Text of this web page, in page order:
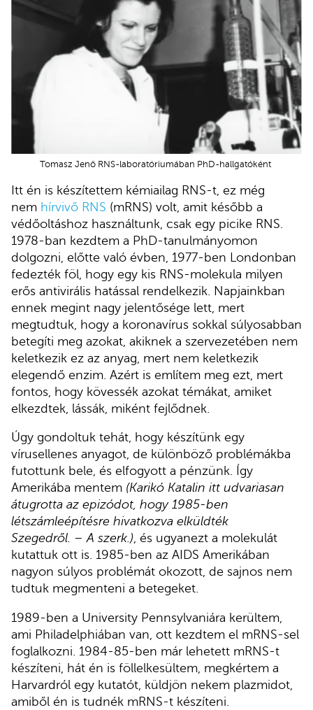
Tomasz Jenő RNS-laboratóriumában PhD-hallgatóként
Itt én is készítettem kémiailag RNS-t, ez még
nem hírvivő RNS (mRNS) volt, amit később a
védőoltáshoz használtunk, csak egy picike RNS.
1978-ban kezdtem a PhD-tanulmányomon
dolgozni, előtte való évben, 1977-ben Londonban
fedezték föl, hogy egy kis RNS-molekula milyen
erős antivirális hatással rendelkezik. Napjainkban
ennek megint nagy jelentősége lett, mert
megtudtuk, hogy a koronavírus sokkal súlyosabban
betegíti meg azokat, akiknek a szervezetében nem
keletkezik ez az anyag, mert nem keletkezik
elegendő enzim. Azért is említem meg ezt, mert
fontos, hogy kövessék azokat témákat, amiket
elkezdtek, lássák, miként fejlődnek.
Úgy gondoltuk tehát, hogy készítünk egy
vírusellenes anyagot, de különböző problémákba
futottunk bele, és elfogyott a pénzünk. Így
Amerikába mentem (Karikó Katalin itt udvariasan
átugrotta az epizódot, hogy 1985-ben
létszámleépítésre hivatkozva elküldték
Szegedről. – A szerk.), és ugyanezt a molekulát
kutattuk ott is. 1985-ben az AIDS Amerikában
nagyon súlyos problémát okozott, de sajnos nem
tudtuk megmenteni a betegeket.
1989-ben a University Pennsylvaniára kerültem,
ami Philadelphiában van, ott kezdtem el mRNS-sel
foglalkozni. 1984-85-ben már lehetett mRNS-t
készíteni, hát én is föllelkesültem, megkértem a
Harvardról egy kutatót, küldjön nekem plazmidot,
amiből én is tudnék mRNS-t készíteni.